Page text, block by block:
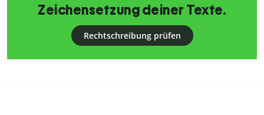
Zeichensetzung deiner Texte.
Rechtschreibung prüfen